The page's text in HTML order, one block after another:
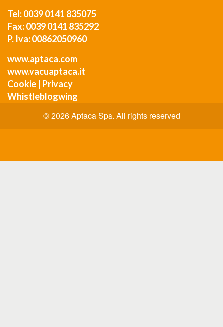
Tel: 0039 0141 835075
Fax: 0039 0141 835292
P. Iva: 00862050960
www.aptaca.com
www.vacuaptaca.it
Cookie Privacy
Whistleblogwing
© 2026 Aptaca Spa. All rights reserved